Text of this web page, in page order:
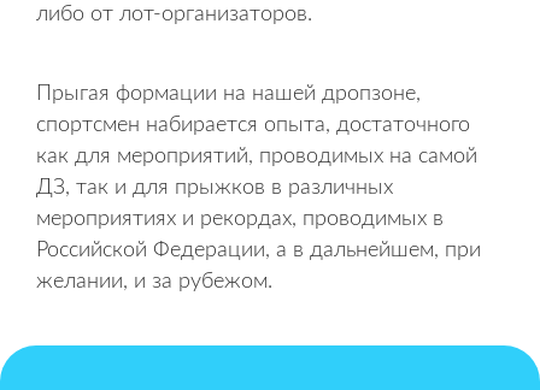
либо от лот-организаторов.
Прыгая формации на нашей дропзоне,
спортсмен набирается опыта, достаточного
как для мероприятий, проводимых на самой
ДЗ, так и для прыжков в различных
мероприятиях и рекордах, проводимых в
Российской Федерации, а в дальнейшем, при
желании, и за рубежом.